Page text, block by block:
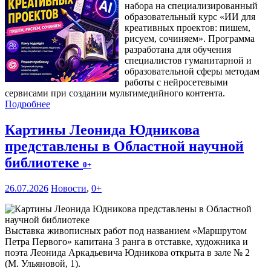
набора на специализированный
образовательный курс «ИИ для
креативных проектов: пишем,
рисуем, сочиняем». Программа
разработана для обучения
специалистов гуманитарной и
образовательной сферы методам
работы с нейросетевыми
сервисами при создании мультимедийного контента.
Подробнее
Картины Леонида Юдникова
представлены в Областной научной
библиотеке 0+
26.07.2026 Новости, 0+
Выставка живописных работ под названием «Маршрутом
Петра Первого» капитана 3 ранга в отставке, художника и
поэта Леонида Аркадьевича Юдникова открыта в зале № 2
(М. Ульяновой, 1).